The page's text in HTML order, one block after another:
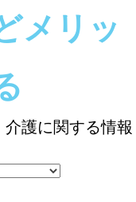
メリッ
護に関する情報